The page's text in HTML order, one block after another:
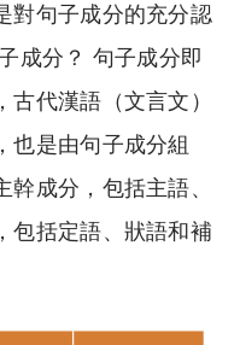
對句子成分的充分認
成分？ 句子成分即
代漢語（文言文）
也是由句子成分組
成分，包括主語、
包括定語、狀語和補